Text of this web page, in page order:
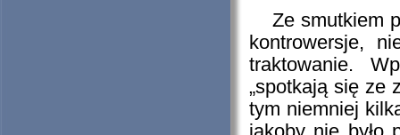
Ze smutkiem
kontrowersje,
traktowanie.
„spotkają się ze
tym niemniej